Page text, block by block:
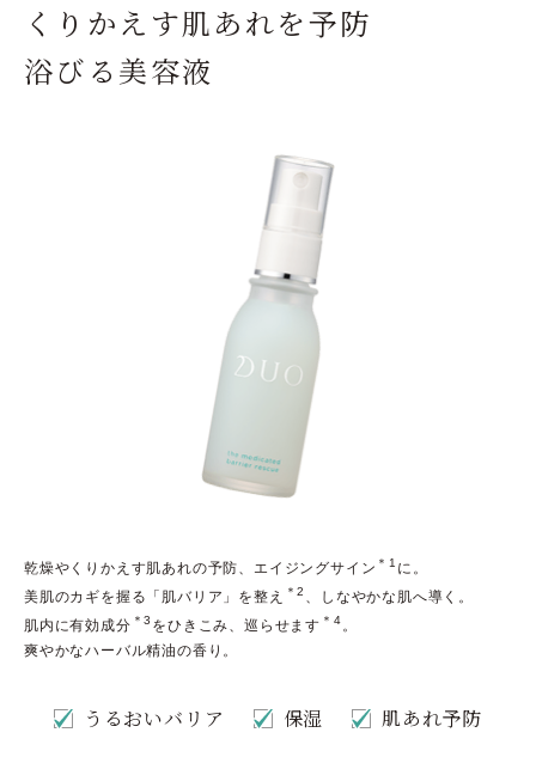
くりかえす肌あれを予防
浴びる美容液
乾燥やくりかえす肌あれの予防、エイジングサイン ＊1 に。
美肌のカギを握る「肌バリア」を整え
＊2
、しなやかな肌へ導く。
肌内に有効成分 ＊3 をひきこみ、巡らせます ＊4 。
爽やかなハーバル精油の香り。
うるおいバリア 保湿 肌あれ予防